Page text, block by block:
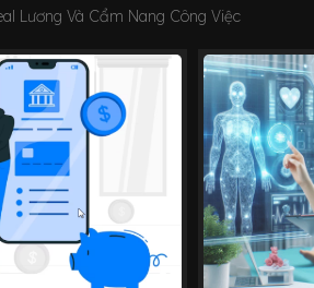
Lương Và Cẩm Nang Công Việc